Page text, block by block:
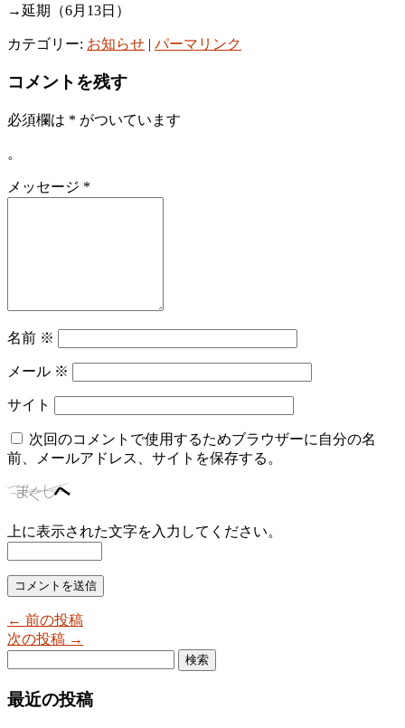
→延期（6月13日）
カテゴリー: お知らせ | パーマリンク
コメントを残す
必須欄は * がついています
。
メッセージ *
名前 ※
メール ※
サイト
次回のコメントで使用するためブラウザーに自分の名
前、メールアドレス、サイトを保存する。
上に表示された文字を入力してください。
← 前の投稿
次の投稿 →
最近の投稿